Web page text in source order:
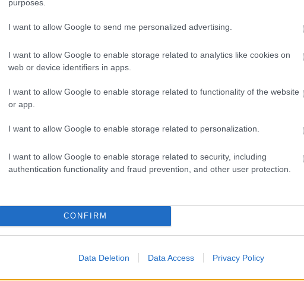
purposes.
I want to allow Google to send me personalized advertising.
I want to allow Google to enable storage related to analytics like cookies on
web or device identifiers in apps.
I want to allow Google to enable storage related to functionality of the website
or app.
I want to allow Google to enable storage related to personalization.
I want to allow Google to enable storage related to security, including
authentication functionality and fraud prevention, and other user protection.
CONFIRM
Data Deletion Data Access Privacy Policy
Elek